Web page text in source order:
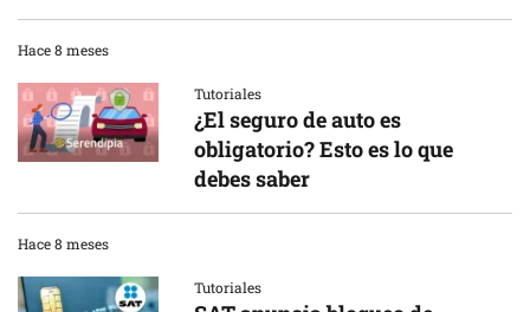
Hace 8 meses
Tutoriales
¿El seguro de auto es
obligatorio? Esto es lo que
debes saber
Hace 8 meses
Tutoriales